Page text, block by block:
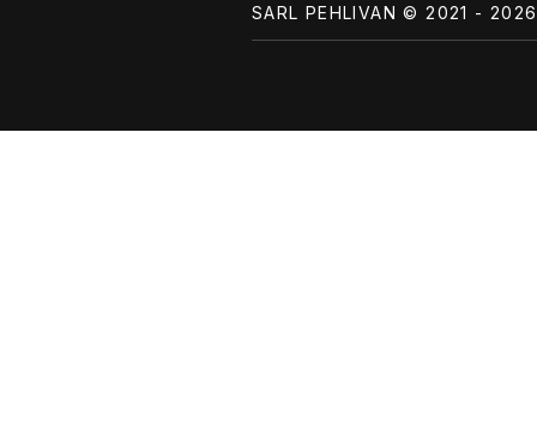
SARL PEHLIVAN © 2021 - 2026